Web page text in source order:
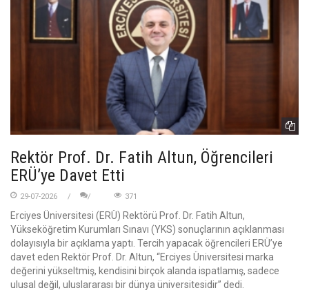
Rektör Prof. Dr. Fatih Altun, Öğrencileri
ERÜ’ye Davet Etti
29-07-2026 371
Erciyes Üniversitesi (ERÜ) Rektörü Prof. Dr. Fatih Altun,
Yükseköğretim Kurumları Sınavı (YKS) sonuçlarının açıklanması
dolayısıyla bir açıklama yaptı. Tercih yapacak öğrencileri ERÜ’ye
davet eden Rektör Prof. Dr. Altun, “Erciyes Üniversitesi marka
değerini yükseltmiş, kendisini birçok alanda ispatlamış, sadece
ulusal değil, uluslararası bir dünya üniversitesidir” dedi.